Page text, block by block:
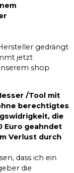
gedrängt
jetzt
shop
/Tool mit
berechtigtes
die
Euro geahndet
Verlust durch
dass ich ein
die